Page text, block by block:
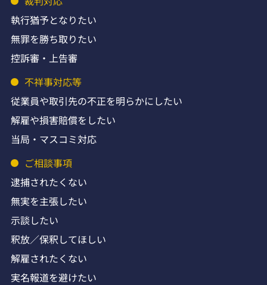
執行猶予となりたい
無罪を勝ち取りたい
控訴審・上告審
不祥事対応等
従業員や取引先の不正を明らかにしたい
解雇や損害賠償をしたい
当局・マスコミ対応
ご相談事項
逮捕されたくない
無実を主張したい
示談したい
釈放／保釈してほしい
解雇されたくない
実名報道を避けたい